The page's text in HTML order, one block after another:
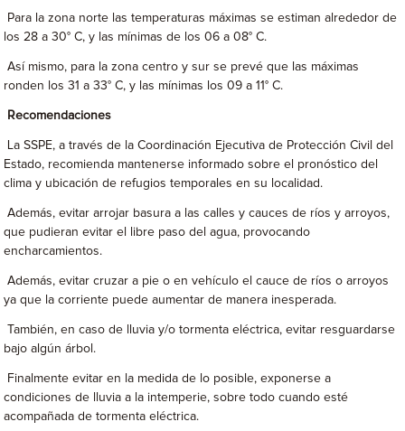
Para la zona norte las temperaturas máximas se estiman alrededor de
los 28 a 30° C, y las mínimas de los 06 a 08° C.
Así mismo, para la zona centro y sur se prevé que las máximas
ronden los 31 a 33° C, y las mínimas los 09 a 11° C.
Recomendaciones
La SSPE, a través de la Coordinación Ejecutiva de Protección Civil del
Estado, recomienda mantenerse informado sobre el pronóstico del
clima y ubicación de refugios temporales en su localidad.
Además, evitar arrojar basura a las calles y cauces de ríos y arroyos,
que pudieran evitar el libre paso del agua, provocando
encharcamientos.
Además, evitar cruzar a pie o en vehículo el cauce de ríos o arroyos
ya que la corriente puede aumentar de manera inesperada.
También, en caso de lluvia y/o tormenta eléctrica, evitar resguardarse
bajo algún árbol.
Finalmente evitar en la medida de lo posible, exponerse a
condiciones de lluvia a la intemperie, sobre todo cuando esté
acompañada de tormenta eléctrica.